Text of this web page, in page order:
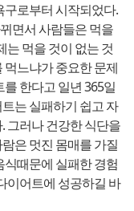
로부터 시작되었다.
면서 사람들은 먹을
는 먹을 것이 없는 것
느냐가 중요한 문제
한다고 일년 365일
는 실패하기 쉽고 자
그러나 건강한 식단을
은 멋진 몸매를 가질
때문에 실패한 경험
이어트에 성공하길 바